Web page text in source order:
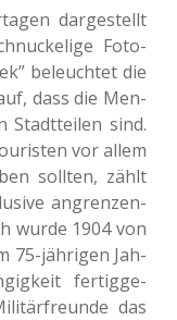
dar­ge­stellt
Foto-
beleuch­tet die
dass die Men­
Stadt­tei­len sind.
vor allem
soll­ten, zählt
angren­zen­
wurde 1904 von
75-jäh­ri­gen Jah­
fer­tig­ge­
das